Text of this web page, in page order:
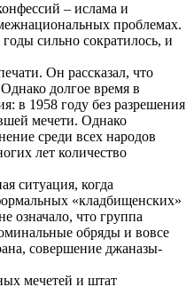
– ислама и
проблемах.
сильно сократилось, и
Он рассказал, что
долгое время в
в 1958 году без разрешения
мечети. Однако
среди всех народов
лет количество
ситуация, когда
«кладбищенских»
означало, что группа
обряды и вовсе
совершение джаназы-
мечетей и штат